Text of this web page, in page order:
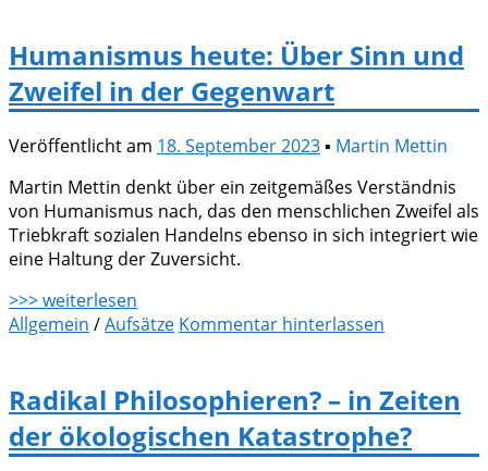
Humanismus heute: Über Sinn und
Zweifel in der Gegenwart
Veröffentlicht am 18. September 2023▪ Martin Mettin
Martin Mettin denkt über ein zeitgemäßes Verständnis
von Humanismus nach, das den menschlichen Zweifel als
Triebkraft sozialen Handelns ebenso in sich integriert wie
eine Haltung der Zuversicht.
>>> weiterlesen
Allgemein /Aufsätze Kommentar hinterlassen
Radikal Philosophieren? – in Zeiten
der ökologischen Katastrophe?